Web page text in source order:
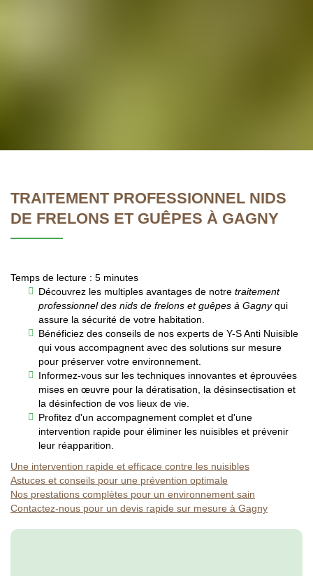
TRAITEMENT PROFESSIONNEL NIDS
DE FRELONS ET GUÊPES À GAGNY
Temps de lecture : 5 minutes
Découvrez les multiples avantages de notre traitement
professionnel des nids de frelons et guêpes à Gagnyqui
assure la sécurité de votre habitation.
Bénéficiez des conseils de nos experts de Y-S Anti Nuisible
qui vous accompagnent avec des solutions sur mesure
pour préserver votre environnement.
Informez-vous sur les techniques innovantes et éprouvées
mises en œuvre pour la dératisation, la désinsectisation et
la désinfection de vos lieux de vie.
Profitez d'un accompagnement complet et d'une
intervention rapide pour éliminer les nuisibles et prévenir
leur réapparition.
Une intervention rapide et efficace contre les nuisibles
Astuces et conseils pour une prévention optimale
Nos prestations complètes pour un environnement sain
Contactez-nous pour un devis rapide sur mesure à Gagny